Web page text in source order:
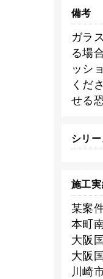
備考
ガラ
る場
ッシ
くだ
せる
シリ
施工
某案
本町
大阪
大阪
川崎